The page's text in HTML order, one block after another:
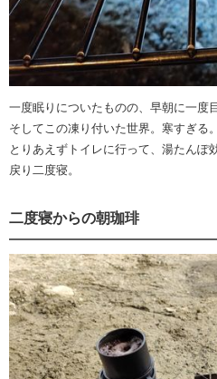
一度眠りについたものの、早朝に一度
そしてこの凍り付いた世界。寒すぎる。
とりあえずトイレに行って、湯たんぽ
戻り二度寝。
二度寝からの朝珈琲